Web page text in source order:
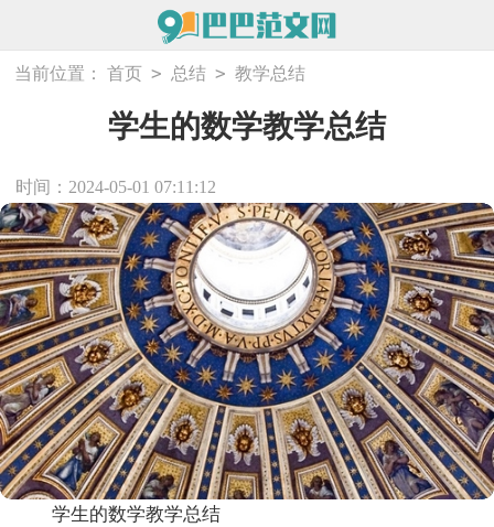
当前位置： 首页 > 总结 > 教学总结
学生的数学教学总结
时间：2024-05-01 07:11:12
学生的数学教学总结